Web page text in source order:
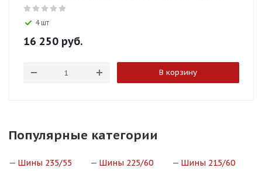
4 шт
16 250 руб.
В корзину
Популярные категории
Шины 235/55
Шины 225/60
Шины 215/60